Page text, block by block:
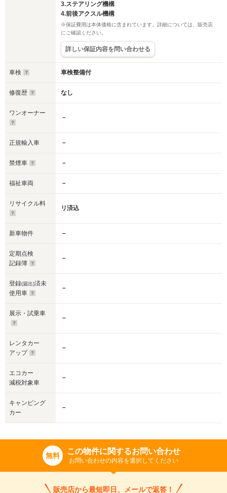
3.ステアリング機構
4.前後アクスル機構
※保証費用は本体価格に含まれています。詳細については、販売店
にご確認ください。
詳しい保証内容を問い合わせる
車検 車検整備付
修復歴 なし
ワンオーナー
－
正規輸入車 －
禁煙車 －
福祉車両 －
リサイクル料
リ済込
新車物件 －
定期点検
記録簿
－
登録(届出)済未
使用車
－
展示・試乗車
－
レンタカー
アップ
－
エコカー
減税対象車
－
キャンピング
カー
－
無料 この物件に関するお問い合わせ
お問い合わせの内容を選択してください
販売店から最短即日、メールで返答！